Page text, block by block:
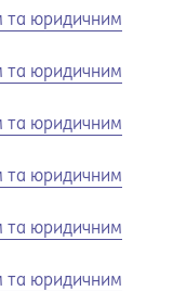
та юридичним
та юридичним
та юридичним
та юридичним
та юридичним
та юридичним